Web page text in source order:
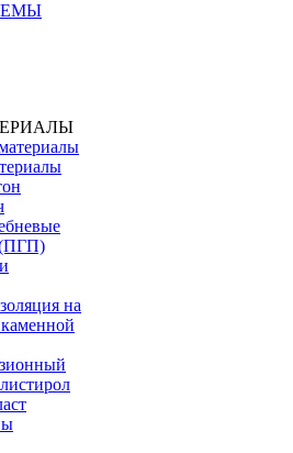
на